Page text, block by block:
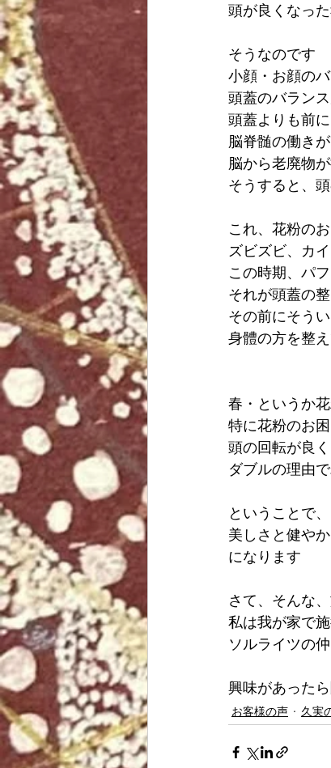
頭が良くなっ
そうなのです
小顔・お顔の
頭蓋のバラン
頭蓋よりも前
脳脊髄の働き
脳から老廃物
そうすると、
これ、花粉の
ズビズビ、カ
この時期、パ
それが頭蓋の
その前にそう
身體の方を整
春・というか
特に花粉のお
頭の回転が良
ダブルの理由
ということで
美しさと健や
になります
さて、そんな
私は我が家で
ソルライツの
興味があった
お客様の声 久実